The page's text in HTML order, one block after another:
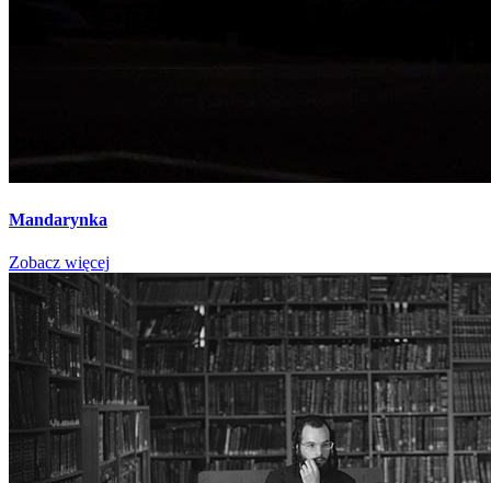
Mandarynka
Zobacz więcej